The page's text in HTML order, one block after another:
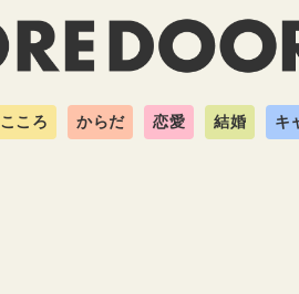
こころ からだ 恋愛 結婚 キ